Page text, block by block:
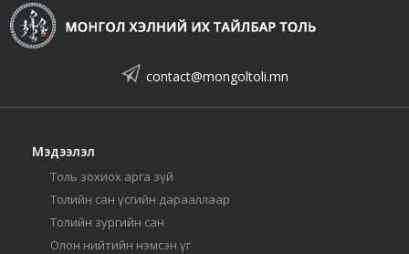
contact@mongoltoli.mn
Мэдээлэл
Толь зохиох арга зүй
Толийн сан үсгийн дарааллаар
Толийн зургийн сан
Олон нийтийн нэмсэн үг